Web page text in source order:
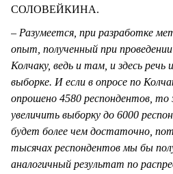
СОЛОВЕЙКИНА.
– Разумеется, при разработке
опыт, полученный при
Колчаку, ведь и там, и здесь речь
выборке. И если в опросе по
опрошено 4580 респондентов, то
увеличить выборку до 6000
будет более чем достаточно,
тысячах респондентов мы бы
аналогичный результат по